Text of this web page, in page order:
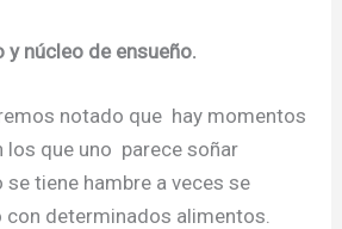
y núcleo de ensueño.
notado que hay momentos
los que uno parece soñar
se tiene hambre a veces se
con determinados alimentos.